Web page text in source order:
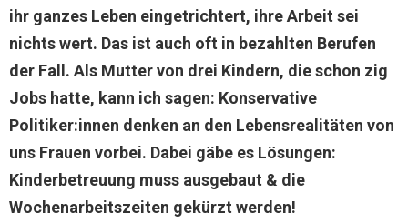
ihr ganzes Leben eingetrichtert, ihre Arbeit sei
nichts wert. Das ist auch oft in bezahlten Berufen
der Fall. Als Mutter von drei Kindern, die schon zig
Jobs hatte, kann ich sagen: Konservative
Politiker:innen denken an den Lebensrealitäten von
uns Frauen vorbei. Dabei gäbe es Lösungen:
Kinderbetreuung muss ausgebaut & die
Wochenarbeitszeiten gekürzt werden!